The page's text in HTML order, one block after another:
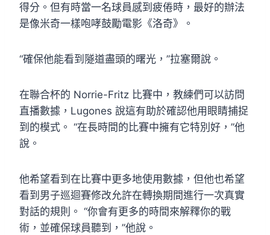
得分。但有時當一名球員感到疲倦時，最好的辦法
是像米奇一樣咆哮鼓勵電影《洛奇》。
“確保他能看到隧道盡頭的曙光，”拉塞爾說。
在聯合杯的 Norrie-Fritz 比賽中，教練們可以訪問
直播數據，Lugones 說這有助於確認他用眼睛捕捉
到的模式。 “在長時間的比賽中擁有它特別好，”他
說。
他希望看到在比賽中更多地使用數據，但他也希望
看到男子巡迴賽修改允許在轉換期間進行一次真實
對話的規則。 “你會有更多的時間來解釋你的戰
術，並確保球員聽到，”他說。